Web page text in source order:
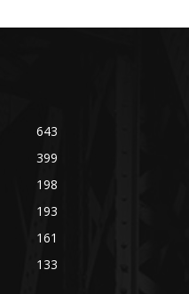
643
399
198
193
161
133